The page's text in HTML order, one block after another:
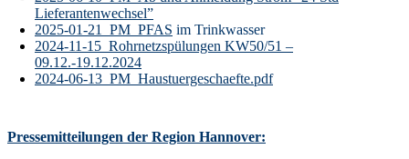
Lieferantenwechsel”
2025-01-21_PM_PFAS im Trinkwasser
2024-11-15_Rohrnetzspülungen KW50/51 –
09.12.-19.12.2024
2024-06-13_PM_Haustuergeschaefte.pdf
Pressemitteilungen der Region Hannover: